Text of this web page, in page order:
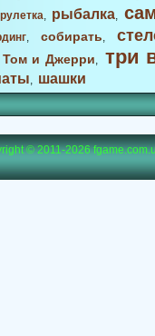
рулетка, рыбалка,
, собирать,
Том и Джерри, три
, шашки
© 2011-2026